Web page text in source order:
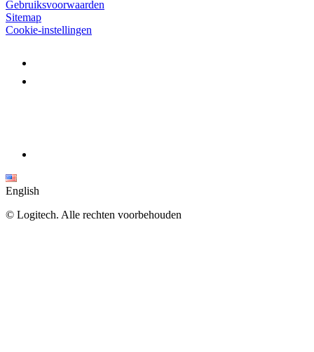
Gebruiksvoorwaarden
Sitemap
Cookie-instellingen
English
© Logitech. Alle rechten voorbehouden